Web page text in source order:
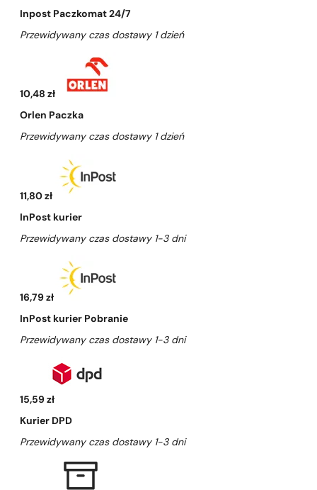
Inpost Paczkomat 24/7
Przewidywany czas dostawy 1 dzień
10,48 zł
Orlen Paczka
Przewidywany czas dostawy 1 dzień
11,80 zł
InPost kurier
Przewidywany czas dostawy 1-3 dni
16,79 zł
InPost kurier Pobranie
Przewidywany czas dostawy 1-3 dni
15,59 zł
Kurier DPD
Przewidywany czas dostawy 1-3 dni